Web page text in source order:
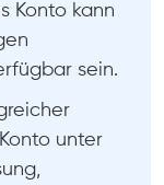
Konto kann
sein.
unter